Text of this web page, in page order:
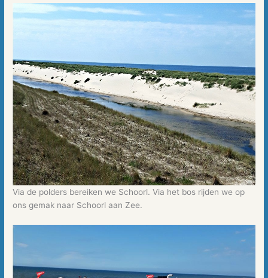
Via de polders bereiken we Schoorl. Via het bos rijden we op
ons gemak naar Schoorl aan Zee.